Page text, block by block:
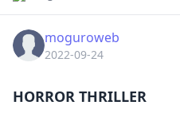
moguroweb
2022-09-24
HORROR THRILLER